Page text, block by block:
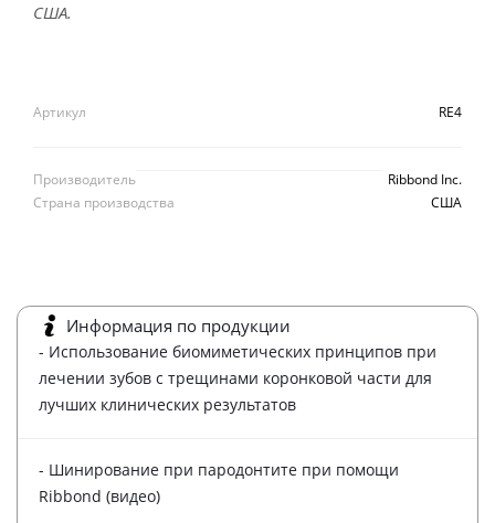
США.
Артикул RE4
Производитель
Ribbond Inc.
Страна производства
США
Информация по продукции
- Использование биомиметических принципов при
лечении зубов с трещинами коронковой части для
лучших клинических результатов
- Шинирование при пародонтите при помощи
Ribbond (видео)